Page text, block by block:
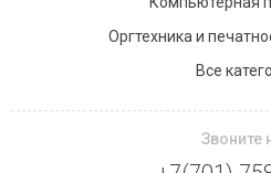
Оргтехника и
Все
Звоните